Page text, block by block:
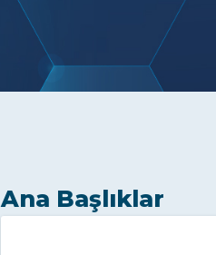
Ana Başlıklar